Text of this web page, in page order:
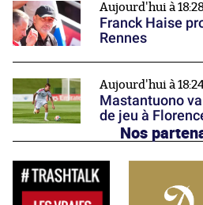
Aujourd'hui à
Franck Haise
Rennes
Aujourd'hui à
Mastantuono
de jeu à
Nos